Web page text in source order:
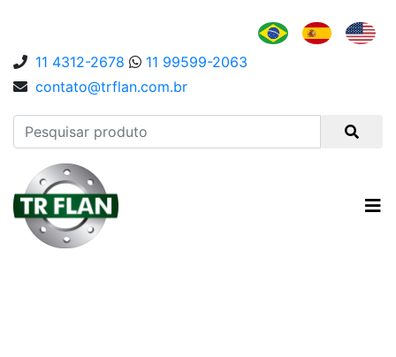
11 4312-2678
11 99599-2063
contato@trflan.com.br